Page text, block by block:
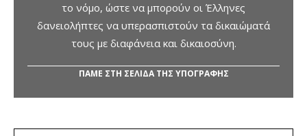
το νόμο, ώστε να μπορούν οι Έλληνες
δανειολήπτες να υπερασπιστούν τα δικαιώματά
τους με διαφάνεια και δικαιοσύνη.
ΠΑΜΕ ΣΤΗ ΣΕΛΙΔΑ ΤΗΣ ΥΠΟΓΡΑΦΗΣ